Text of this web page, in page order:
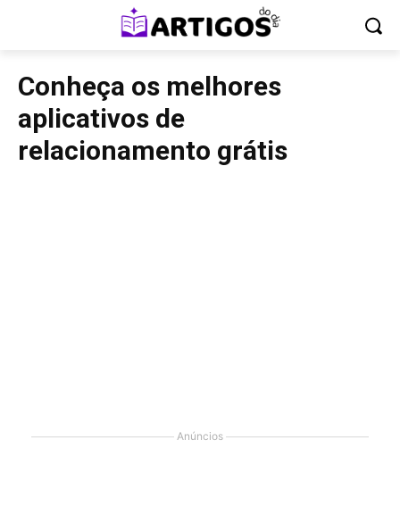
Conheça os melhores
aplicativos de
relacionamento grátis
Anúncios